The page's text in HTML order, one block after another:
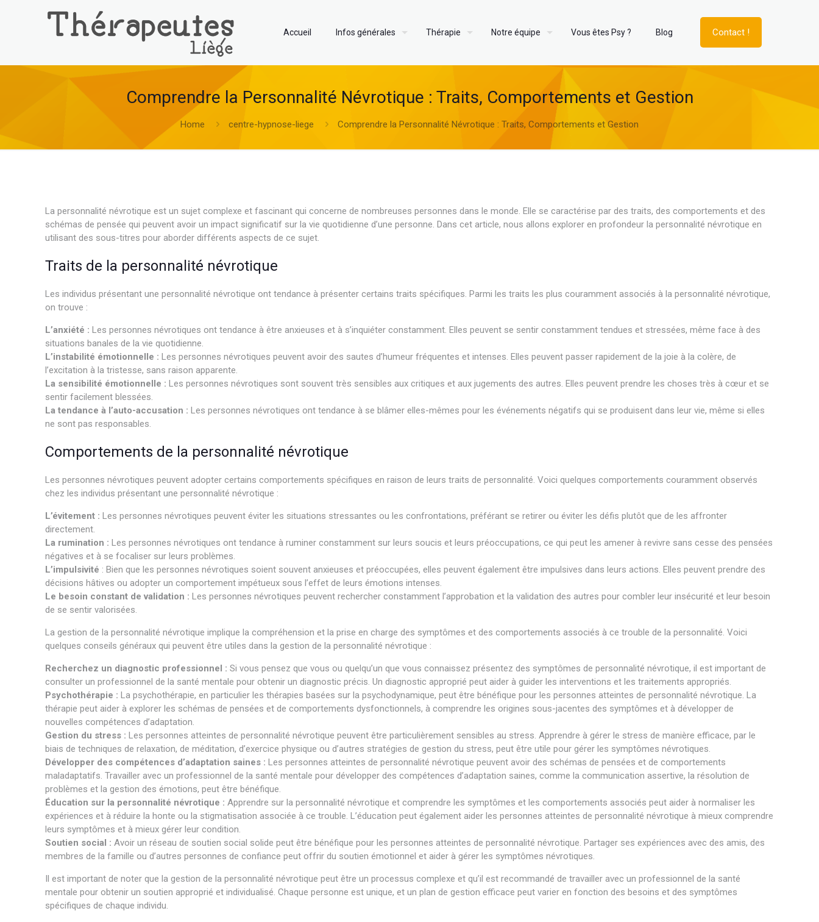
Accueil Infos générales Thérapie Notre équipe Vous êtes Psy ? Blog Contact !
Comprendre la Personnalité Névrotique : Traits, Comportements et Gestion
Home centre-hypnose-liege Comprendre la Personnalité Névrotique : Traits, Comportements et Gestion
La personnalité névrotique est un sujet complexe et fascinant qui concerne de nombreuses personnes dans le monde. Elle se caractérise par des traits, des comportements et des
schémas de pensée qui peuvent avoir un impact significatif sur la vie quotidienne d’une personne. Dans cet article, nous allons explorer en profondeur la personnalité névrotique en
utilisant des sous-titres pour aborder différents aspects de ce sujet.
Traits de la personnalité névrotique
Les individus présentant une personnalité névrotique ont tendance à présenter certains traits spécifiques. Parmi les traits les plus couramment associés à la personnalité névrotique,
on trouve :
L’anxiété : Les personnes névrotiques ont tendance à être anxieuses et à s’inquiéter constamment. Elles peuvent se sentir constamment tendues et stressées, même face à des
situations banales de la vie quotidienne.
L’instabilité émotionnelle : Les personnes névrotiques peuvent avoir des sautes d’humeur fréquentes et intenses. Elles peuvent passer rapidement de la joie à la colère, de
l’excitation à la tristesse, sans raison apparente.
La sensibilité émotionnelle : Les personnes névrotiques sont souvent très sensibles aux critiques et aux jugements des autres. Elles peuvent prendre les choses très à cœur et se
sentir facilement blessées.
La tendance à l’auto-accusation : Les personnes névrotiques ont tendance à se blâmer elles-mêmes pour les événements négatifs qui se produisent dans leur vie, même si elles
ne sont pas responsables.
Comportements de la personnalité névrotique
Les personnes névrotiques peuvent adopter certains comportements spécifiques en raison de leurs traits de personnalité. Voici quelques comportements couramment observés
chez les individus présentant une personnalité névrotique :
L’évitement : Les personnes névrotiques peuvent éviter les situations stressantes ou les confrontations, préférant se retirer ou éviter les défis plutôt que de les affronter
directement.
La rumination : Les personnes névrotiques ont tendance à ruminer constamment sur leurs soucis et leurs préoccupations, ce qui peut les amener à revivre sans cesse des pensées
négatives et à se focaliser sur leurs problèmes.
L’impulsivité : Bien que les personnes névrotiques soient souvent anxieuses et préoccupées, elles peuvent également être impulsives dans leurs actions. Elles peuvent prendre des
décisions hâtives ou adopter un comportement impétueux sous l’effet de leurs émotions intenses.
Le besoin constant de validation : Les personnes névrotiques peuvent rechercher constamment l’approbation et la validation des autres pour combler leur insécurité et leur besoin
de se sentir valorisées.
La gestion de la personnalité névrotique implique la compréhension et la prise en charge des symptômes et des comportements associés à ce trouble de la personnalité. Voici
quelques conseils généraux qui peuvent être utiles dans la gestion de la personnalité névrotique :
Recherchez un diagnostic professionnel : Si vous pensez que vous ou quelqu’un que vous connaissez présentez des symptômes de personnalité névrotique, il est important de
consulter un professionnel de la santé mentale pour obtenir un diagnostic précis. Un diagnostic approprié peut aider à guider les interventions et les traitements appropriés.
Psychothérapie : La psychothérapie, en particulier les thérapies basées sur la psychodynamique, peut être bénéfique pour les personnes atteintes de personnalité névrotique. La
thérapie peut aider à explorer les schémas de pensées et de comportements dysfonctionnels, à comprendre les origines sous-jacentes des symptômes et à développer de
nouvelles compétences d’adaptation.
Gestion du stress : Les personnes atteintes de personnalité névrotique peuvent être particulièrement sensibles au stress. Apprendre à gérer le stress de manière efficace, par le
biais de techniques de relaxation, de méditation, d’exercice physique ou d’autres stratégies de gestion du stress, peut être utile pour gérer les symptômes névrotiques.
Développer des compétences d’adaptation saines : Les personnes atteintes de personnalité névrotique peuvent avoir des schémas de pensées et de comportements
maladaptatifs. Travailler avec un professionnel de la santé mentale pour développer des compétences d’adaptation saines, comme la communication assertive, la résolution de
problèmes et la gestion des émotions, peut être bénéfique.
Éducation sur la personnalité névrotique : Apprendre sur la personnalité névrotique et comprendre les symptômes et les comportements associés peut aider à normaliser les
expériences et à réduire la honte ou la stigmatisation associée à ce trouble. L’éducation peut également aider les personnes atteintes de personnalité névrotique à mieux comprendre
leurs symptômes et à mieux gérer leur condition.
Soutien social : Avoir un réseau de soutien social solide peut être bénéfique pour les personnes atteintes de personnalité névrotique. Partager ses expériences avec des amis, des
membres de la famille ou d’autres personnes de confiance peut offrir du soutien émotionnel et aider à gérer les symptômes névrotiques.
Il est important de noter que la gestion de la personnalité névrotique peut être un processus complexe et qu’il est recommandé de travailler avec un professionnel de la santé
mentale pour obtenir un soutien approprié et individualisé. Chaque personne est unique, et un plan de gestion efficace peut varier en fonction des besoins et des symptômes
spécifiques de chaque individu.